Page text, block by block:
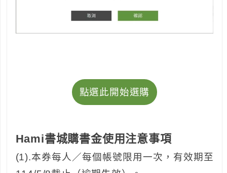
點選此開始選購
Hami書城購書金使用注意事項
(1).本券每人／每個帳號限用一次，有效期至